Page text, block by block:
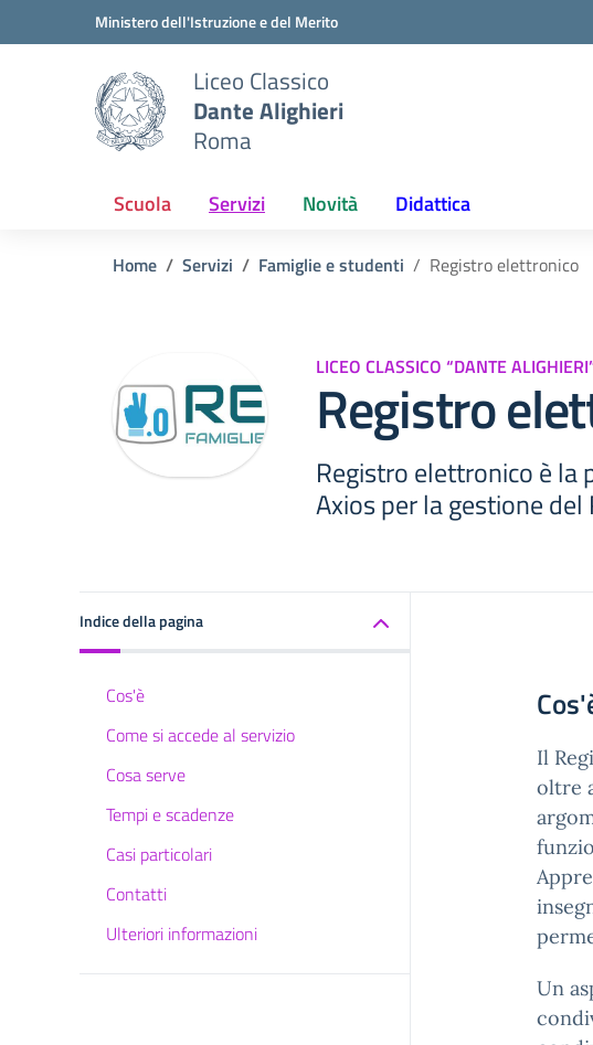
Vai ai contenuti
Vai al menu di navigazioneMinistero dell'Istruzione e del Merito
Liceo Classico
Dante Alighieri
Roma
Scuola Servizi Novità Didattica
Home Servizi Famiglie e studenti Registro elettronico
LICEO CLASSICO “DANTE
Registro
Registro elettronico è la
Axios per la gestione
Indice della pagina
Cos'è
Come si accede al servizio
Cosa serve
Tempi e scadenze
Casi particolari
Contatti
Ulteriori informazioni
Il
oltre
Un